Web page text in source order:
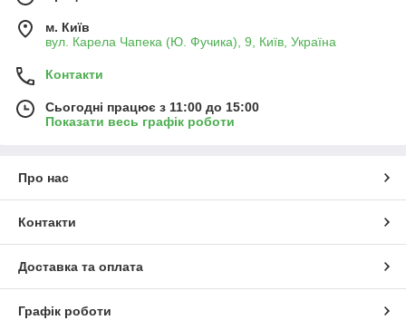
м. Київ
вул. Карела Чапека (Ю. Фучика), 9, Київ, Україна
Контакти
Сьогодні працює з 11:00 до 15:00
Показати весь графік роботи
Про нас
Контакти
Доставка та оплата
Графік роботи